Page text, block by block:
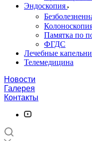
Эндоскопия
Памятка по
ФГДС
Лечебные
Телемедицина
Новости
Галерея
Контакты